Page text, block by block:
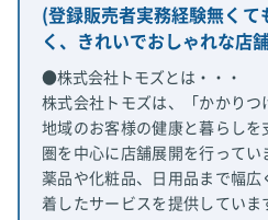
(登録販売者実務経験無くて
く、きれいでおしゃれな店
●株式会社トモズとは・・・
株式会社トモズは、「かかりつ
地域のお客様の健康と暮らし
圏を中心に店舗展開を行って
薬品や化粧品、日用品まで幅
着したサービスを提供してい